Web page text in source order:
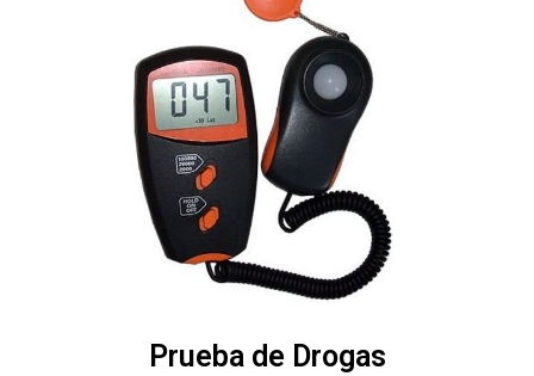
Prueba de Drogas